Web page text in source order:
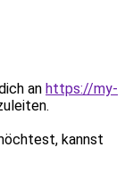
an https://my-
kannst